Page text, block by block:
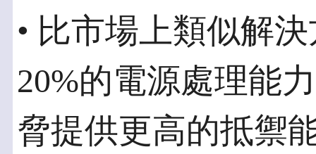
• 比市場上類似解
20%的電源處理能
脅提供更高的抵禦